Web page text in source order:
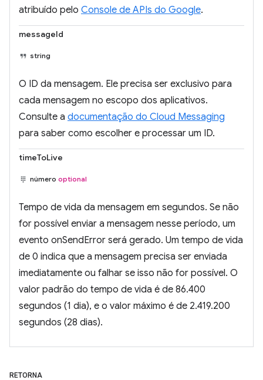
atribuído pelo Console de APIs do Google.
messageId
string
O ID da mensagem. Ele precisa ser exclusivo para
cada mensagem no escopo dos aplicativos.
Consulte a documentação do Cloud Messaging
para saber como escolher e processar um ID.
timeToLive
número optional
Tempo de vida da mensagem em segundos. Se não
for possível enviar a mensagem nesse período, um
evento onSendError será gerado. Um tempo de vida
de 0 indica que a mensagem precisa ser enviada
imediatamente ou falhar se isso não for possível. O
valor padrão do tempo de vida é de 86.400
segundos (1 dia), e o valor máximo é de 2.419.200
segundos (28 dias).
RETORNA